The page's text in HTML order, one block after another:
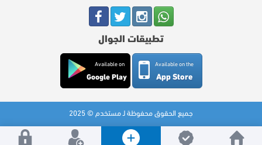
تطبيقات الجوال
Available on the
App Store
Available on
Google Play
جميع الحقوق محفوظة لـ مستخدم © 2025